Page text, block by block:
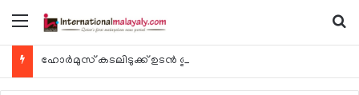
Menu
ഹോര്‍മുസ് കടലിടുക്ക് ഉടന്‍ തുറന്നേക്കും